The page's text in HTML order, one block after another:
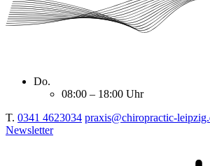
Do.
08:00 – 18:00 Uhr
T. 0341 4623034 praxis@chiropractic-
Newsletter